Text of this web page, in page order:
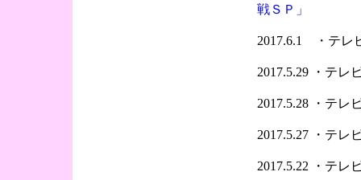
戦ＳＰ」
2017.6.1 ・テレ
2017.5.29 ・テレ
2017.5.28 ・テレ
2017.5.27 ・テレ
2017.5.22 ・テレ